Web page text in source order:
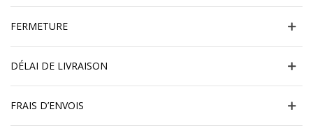
FERMETURE
DÉLAI DE LIVRAISON
FRAIS D’ENVOIS